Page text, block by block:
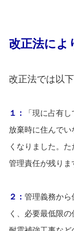
改正法によ
改正法では以
１：
「現に占有
放棄時に住んで
くなりました。
管理責任が残りま
２： 管理義務か
く、必要最低限